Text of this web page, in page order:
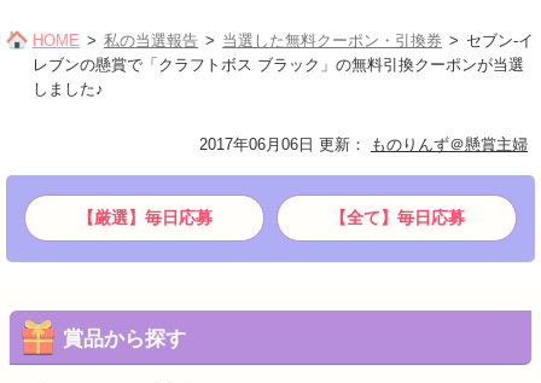
HOME 私の当選報告 当選した無料クーポン・引換券
セブン‐イ
レブンの懸賞で「クラフトボス ブラック」の無料引換クーポンが当選
しました♪
2017年06月06日 更新 ： ものりんず＠懸賞主婦
【厳選】毎日応募 【全て】毎日応募
賞品から探す